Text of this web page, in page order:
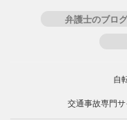
弁護士のブログ
自
交通事故専門サ